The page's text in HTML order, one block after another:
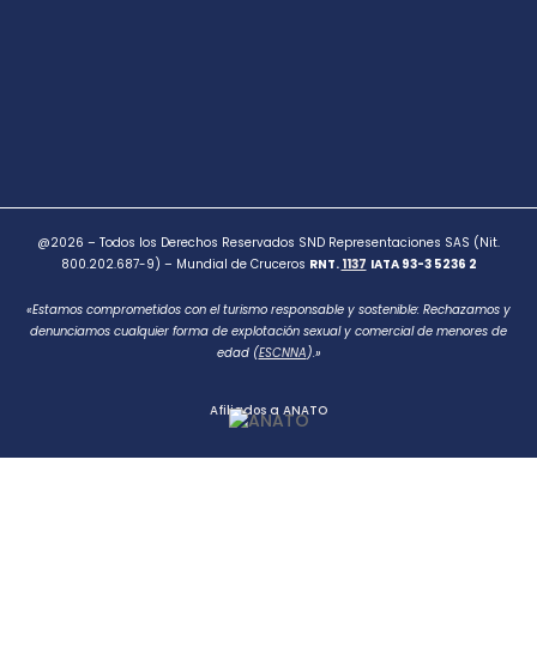
@2026 – Todos los Derechos Reservados SND Representaciones SAS (Nit.
800.202.687-9) – Mundial de Cruceros RNT. 1137 IATA 93-3 5236 2
«Estamos comprometidos con el turismo responsable y sostenible: Rechazamos y
denunciamos cualquier forma de explotación sexual y comercial de menores de
edad (ESCNNA).»
Afiliados a ANATO